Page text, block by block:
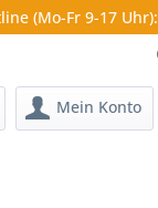
(Mo-Fr 9-17 Uhr):
Mein Konto